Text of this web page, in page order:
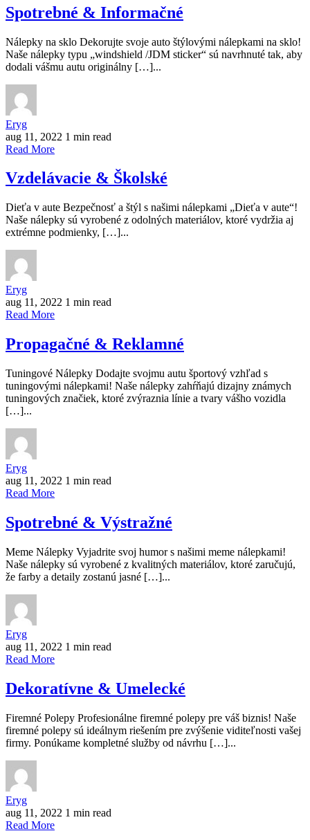
Spotrebné & Informačné
Nálepky na sklo Dekorujte svoje auto štýlovými nálepkami na sklo!
Naše nálepky typu „windshield /JDM sticker“ sú navrhnuté tak, aby
dodali vášmu autu originálny […]...
Eryg
aug 11, 2022 1 min read
Read More
Vzdelávacie & Školské
Dieťa v aute Bezpečnosť a štýl s našimi nálepkami „Dieťa v aute“!
Naše nálepky sú vyrobené z odolných materiálov, ktoré vydržia aj
extrémne podmienky, […]...
Eryg
aug 11, 2022 1 min read
Read More
Propagačné & Reklamné
Tuningové Nálepky Dodajte svojmu autu športový vzhľad s
tuningovými nálepkami! Naše nálepky zahŕňajú dizajny známych
tuningových značiek, ktoré zvýraznia línie a tvary vášho vozidla
[…]...
Eryg
aug 11, 2022 1 min read
Read More
Spotrebné & Výstražné
Meme Nálepky Vyjadrite svoj humor s našimi meme nálepkami!
Naše nálepky sú vyrobené z kvalitných materiálov, ktoré zaručujú,
že farby a detaily zostanú jasné […]...
Eryg
aug 11, 2022 1 min read
Read More
Dekoratívne & Umelecké
Firemné Polepy Profesionálne firemné polepy pre váš biznis! Naše
firemné polepy sú ideálnym riešením pre zvýšenie viditeľnosti vašej
firmy. Ponúkame kompletné služby od návrhu […]...
Eryg
aug 11, 2022 1 min read
Read More